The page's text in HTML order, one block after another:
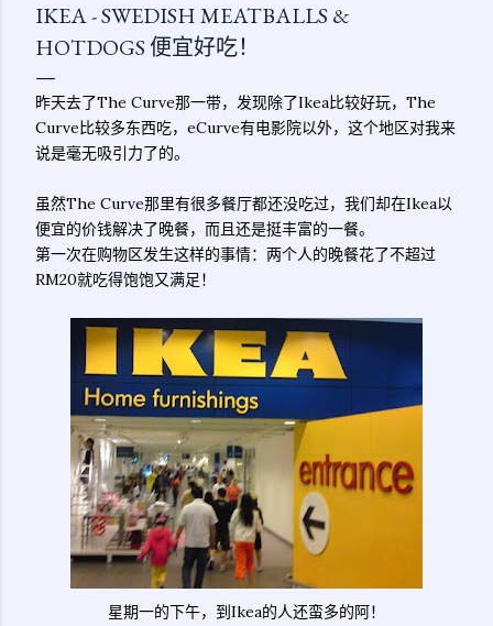
IKEA - SWEDISH MEATBALLS &
HOTDOGS 便宜好吃！
昨天去了The Curve那一带，发现除了Ikea比较好玩，The
Curve比较多东西吃，eCurve有电影院以外，这个地区对我来
说是毫无吸引力了的。
虽然The Curve那里有很多餐厅都还没吃过，我们却在Ikea以
便宜的价钱解决了晚餐，而且还是挺丰富的一餐。
第一次在购物区发生这样的事情：两个人的晚餐花了不超过
RM20就吃得饱饱又满足！
星期一的下午，到Ikea的人还蛮多的阿！